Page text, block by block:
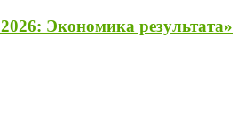
Экономика результата»